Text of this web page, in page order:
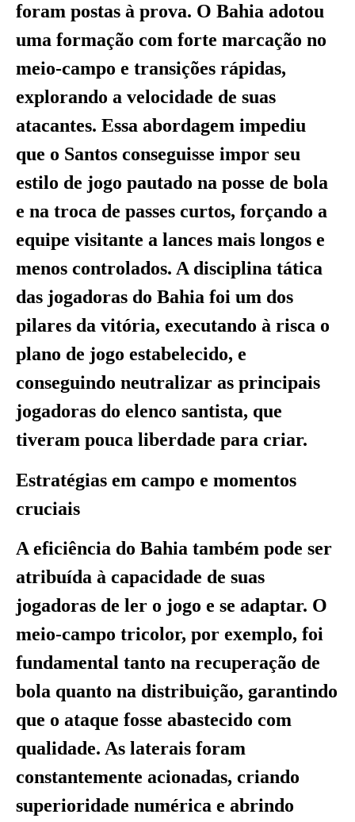
foram postas à prova. O Bahia adotou
uma formação com forte marcação no
meio-campo e transições rápidas,
explorando a velocidade de suas
atacantes. Essa abordagem impediu
que o Santos conseguisse impor seu
estilo de jogo pautado na posse de bola
e na troca de passes curtos, forçando a
equipe visitante a lances mais longos e
menos controlados. A disciplina tática
das jogadoras do Bahia foi um dos
pilares da vitória, executando à risca o
plano de jogo estabelecido, e
conseguindo neutralizar as principais
jogadoras do elenco santista, que
tiveram pouca liberdade para criar.
Estratégias em campo e momentos
cruciais
A eficiência do Bahia também pode ser
atribuída à capacidade de suas
jogadoras de ler o jogo e se adaptar. O
meio-campo tricolor, por exemplo, foi
fundamental tanto na recuperação de
bola quanto na distribuição, garantindo
que o ataque fosse abastecido com
qualidade. As laterais foram
constantemente acionadas, criando
superioridade numérica e abrindo